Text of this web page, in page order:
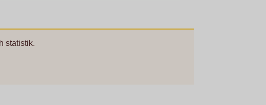
statistik.